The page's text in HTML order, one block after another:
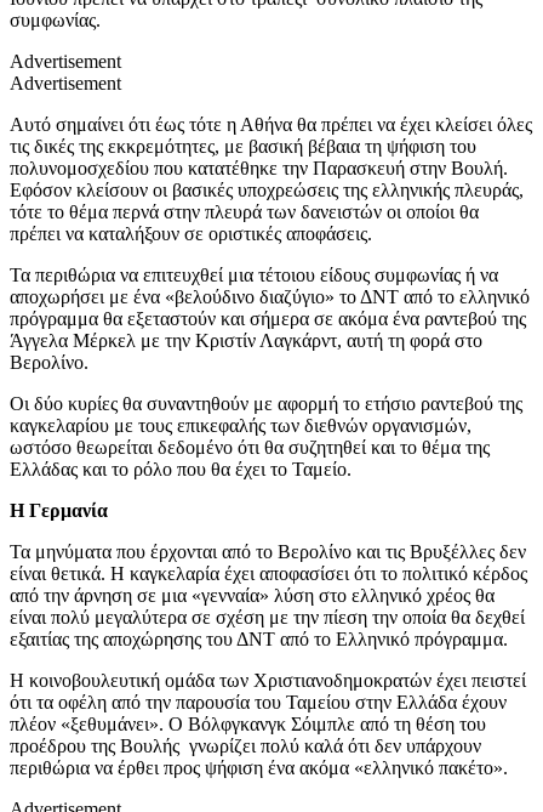
συμφωνίας.
Advertisement
Advertisement
Αυτό σημαίνει ότι έως τότε η Αθήνα θα πρέπει να έχει κλείσει όλες
τις δικές της εκκρεμότητες, με βασική βέβαια τη ψήφιση του
πολυνομοσχεδίου που κατατέθηκε την Παρασκευή στην Βουλή.
Εφόσον κλείσουν οι βασικές υποχρεώσεις της ελληνικής πλευράς,
τότε το θέμα περνά στην πλευρά των δανειστών οι οποίοι θα
πρέπει να καταλήξουν σε οριστικές αποφάσεις.
Τα περιθώρια να επιτευχθεί μια τέτοιου είδους συμφωνίας ή να
αποχωρήσει με ένα «βελούδινο διαζύγιο» το ΔΝΤ από το ελληνικό
πρόγραμμα θα εξεταστούν και σήμερα σε ακόμα ένα ραντεβού της
Άγγελα Μέρκελ με την Κριστίν Λαγκάρντ, αυτή τη φορά στο
Βερολίνο.
Οι δύο κυρίες θα συναντηθούν με αφορμή το ετήσιο ραντεβού της
καγκελαρίου με τους επικεφαλής των διεθνών οργανισμών,
ωστόσο θεωρείται δεδομένο ότι θα συζητηθεί και το θέμα της
Ελλάδας και το ρόλο που θα έχει το Ταμείο.
Η Γερμανία
Τα μηνύματα που έρχονται από το Βερολίνο και τις Βρυξέλλες δεν
είναι θετικά. Η καγκελαρία έχει αποφασίσει ότι το πολιτικό κέρδος
από την άρνηση σε μια «γενναία» λύση στο ελληνικό χρέος θα
είναι πολύ μεγαλύτερα σε σχέση με την πίεση την οποία θα δεχθεί
εξαιτίας της αποχώρησης του ΔΝΤ από το Ελληνικό πρόγραμμα.
Η κοινοβουλευτική ομάδα των Χριστιανοδημοκρατών έχει πειστεί
ότι τα οφέλη από την παρουσία του Ταμείου στην Ελλάδα έχουν
πλέον «ξεθυμάνει». Ο Βόλφγκανγκ Σόιμπλε από τη θέση του
προέδρου της Βουλής γνωρίζει πολύ καλά ότι δεν υπάρχουν
περιθώρια να έρθει προς ψήφιση ένα ακόμα «ελληνικό πακέτο».